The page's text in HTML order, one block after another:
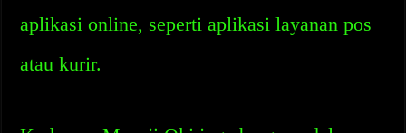
aplikasi online, seperti aplikasi layanan pos
atau kurir.